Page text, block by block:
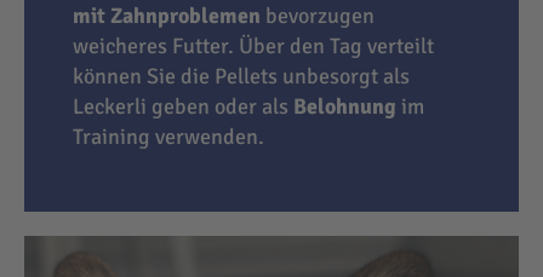
mit Zahnproblemen bevorzugen
weicheres Futter. Über den Tag verteilt
können Sie die Pellets unbesorgt als
Leckerli geben oder als Belohnung im
Training verwenden.